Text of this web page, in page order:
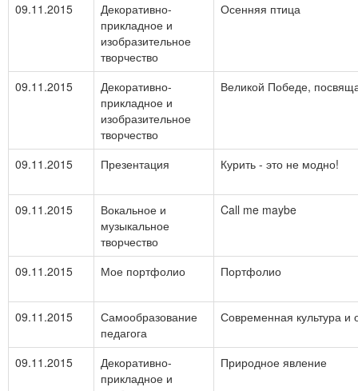
09.11.2015
Декоративно-
прикладное и
изобразительное
творчество
Осенняя птица
09.11.2015
Декоративно-
прикладное и
изобразительное
творчество
Великой Победе,
09.11.2015 Презентация Курить - это не модно!
09.11.2015
Вокальное и
музыкальное
творчество
Call me maybe
09.11.2015 Мое портфолио Портфолио
09.11.2015
Самообразование
педагога
Современная культура
09.11.2015
Декоративно-
прикладное и
Природное явление